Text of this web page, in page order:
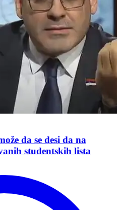
da se desi da na
studentskih lista